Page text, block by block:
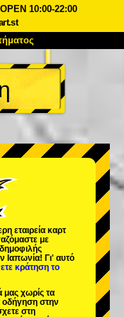
OPEN 10:00-22:00
Τιμές
Συχνές Ερωτήσεις
Κράτηση
Τόκιο Ακίχαμπαρα #1
Τόκιο Κόλπος
Οσάκα
εταιρεία καρτ
με
Ιαπωνία! Γι' αυτό
κράτηση το
χωρίς τα
οδήγηση στην
στη